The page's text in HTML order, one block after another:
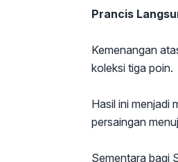
Prancis
Kemenangan
koleksi tiga poin.
Hasil ini menjadi
persaingan
Sementara bagi